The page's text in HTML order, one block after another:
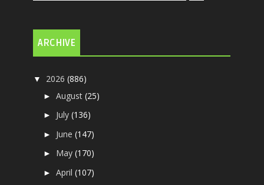
ARCHIVE
▼ 2026(886)
►August(25)
► July(136)
► June(147)
► May(170)
►April(107)